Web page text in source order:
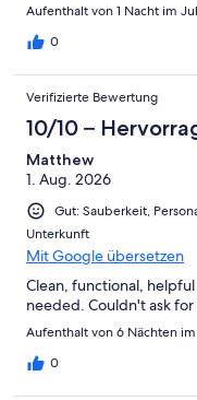
Aufenthalt von 1 Nacht im
0
Verifizierte Bewertung
10/10 –
Matthew
1. Aug. 2026
Gut: Sauberkeit,
Unterkunft
Mit Google übersetzen
Clean, functional,
needed. Couldn't ask for
Aufenthalt von 6 Nächten
0